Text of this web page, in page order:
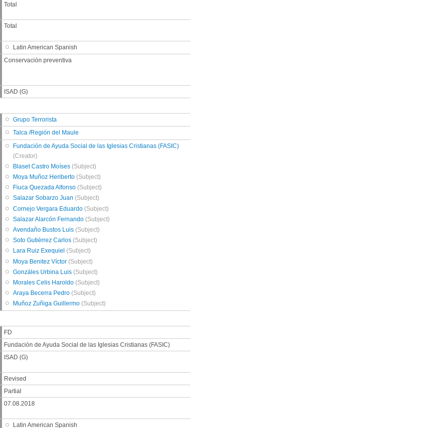
Total
Total
Latin American Spanish
Conservación preventiva
ISAD (G)
Grupo Terrorista
Talca /Región del Maule
Fundación de Ayuda Social de las Iglesias Cristianas (FASIC)
(Creator)
Blaset Castro Moíses (Subject)
Moya Muñoz Heriberto (Subject)
Fiuca Quezada Alfonso (Subject)
Salazar Sobarzo Juan (Subject)
Cornejo Vergara Eduardo (Subject)
Salazar Alarcón Fernando (Subject)
Avendaño Bustos Luis (Subject)
Soto Gutiérrez Carlos (Subject)
Lara Ruiz Exequiel (Subject)
Moya Benitez Víctor (Subject)
Gonzáles Urbina Luis (Subject)
Morales Celis Haroldo (Subject)
Araya Becerra Pedro (Subject)
Muñoz Zuñiga Guillermo (Subject)
FD
Fundación de Ayuda Social de las Iglesias Cristianas (FASIC)
ISAD (G)
Revised
Partial
07.08.2018
Latin American Spanish